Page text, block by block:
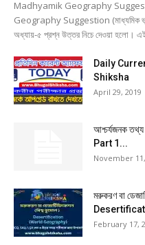
Madhyamik Geography
Geography Suggestion (মাধ্যমিক
অধ্যায়-৫ প্রশ্ন উত্তর নিচে দেওয়া
Daily
Shiksha
April 29, 2019
আশ্চর্যজনক
Part 1...
November
মরুকরণ বা
February 17,